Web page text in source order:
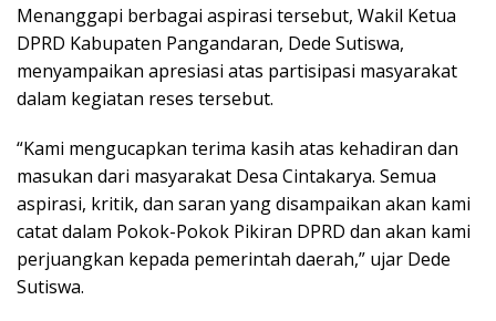
Menanggapi berbagai aspirasi tersebut, Wakil Ketua
DPRD Kabupaten Pangandaran, Dede Sutiswa,
menyampaikan apresiasi atas partisipasi masyarakat
dalam kegiatan reses tersebut.
“Kami mengucapkan terima kasih atas kehadiran dan
masukan dari masyarakat Desa Cintakarya. Semua
aspirasi, kritik, dan saran yang disampaikan akan kami
catat dalam Pokok-Pokok Pikiran DPRD dan akan kami
perjuangkan kepada pemerintah daerah,” ujar Dede
Sutiswa.